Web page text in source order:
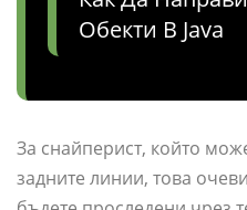
Обекти В Java
За снайперист, който
задните линии, това